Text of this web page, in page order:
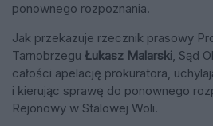
ponownego rozpoznania.
Jak przekazuje rzecznik prasowy
Tarnobrzegu Łukasz Malarski, Sąd
całości apelację prokuratora,
i kierując sprawę do ponownego
Rejonowy w Stalowej Woli.